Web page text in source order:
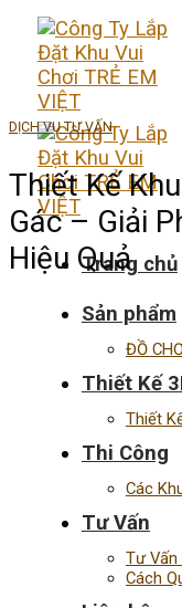
Skip
content
Trang chủ
Sản phẩm
ĐỒ
Thiết Kế
Thiết
Thi Công
Các
Tư Vấn
Tư Vấn
Cách
DỊCH VỤ TƯ VẤN
Thiết Kế
Gác – Giải
Hiệu Quả